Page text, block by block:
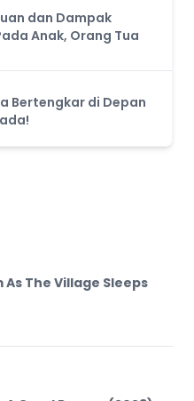
dan Dampak
Anak, Orang Tua
Bertengkar di Depan
As The Village Sleeps